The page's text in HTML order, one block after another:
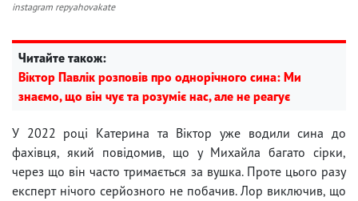
instagram repyahovakate
Читайте також:
Віктор Павлік розповів про однорічного сина: Ми
знаємо, що він чує та розуміє нас, але не реагує
У 2022 році Катерина та Віктор уже водили сина до
фахівця, який повідомив, що у Михайла багато сірки,
через що він часто тримається за вушка. Проте цього разу
експерт нічого серйозного не побачив. Лор виключив, що